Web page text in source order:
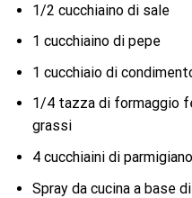
1/2 cucchiaino di sale
1 cucchiaino di pepe
1 cucchiaio di
1/4 tazza di formaggio
grassi
4 cucchiaini di
Spray da cucina a base